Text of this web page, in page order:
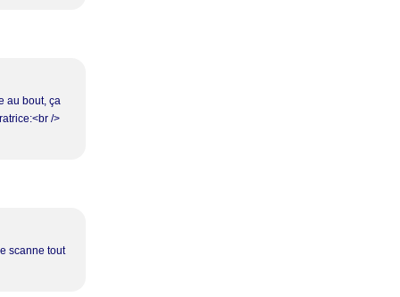
au bout, ça
/>
scanne tout